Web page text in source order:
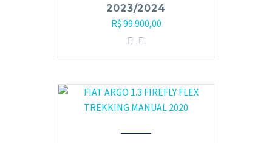
2023/2024
R$ 99.900,00